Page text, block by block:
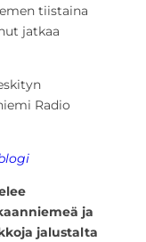
tiistaina
jatkaa
Radio
ja
jalustalta